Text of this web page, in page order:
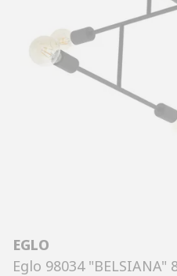
EGLO
Eglo 98034